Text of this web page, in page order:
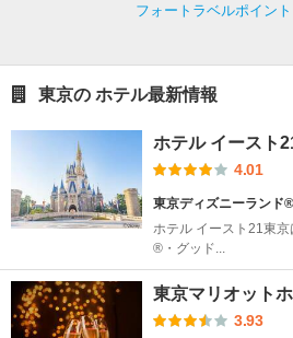
フォートラベルポイント
東京の ホテル最新情報
ホテル イースト
4.01
東京ディズニーランド
ホテル イースト21東
®・グッド...
東京マリオット
3.93